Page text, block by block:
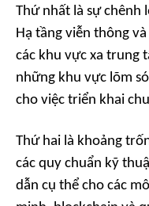
Thứ nhất là sự chênh
Hạ tầng viễn thông
các khu vực xa trung
những khu vực lõm
cho việc triển khai
Thứ hai là khoảng
các quy chuẩn kỹ
dẫn cụ thể cho các